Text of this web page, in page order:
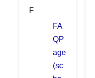
F
FA
QP
age
(sc